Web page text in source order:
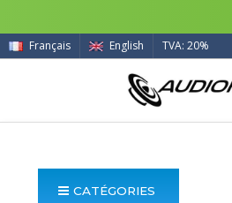
Français English TVA: 20%
CATÉGORIES